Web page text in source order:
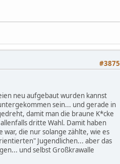
#3875
neu aufgebaut wurden kannst
sein... und gerade in
damit man die braune K*cke
dritte Wahl. Damit haben
die nur solange zählte, wie es
Jugendlichen... aber das
und selbst Großkrawalle